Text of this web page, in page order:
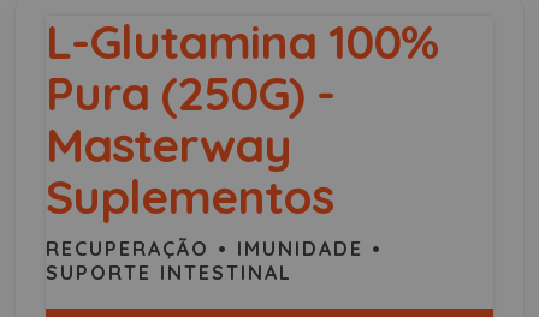
L-Glutamina 100%
Pura (250G) -
Masterway
Suplementos
RECUPERAÇÃO • IMUNIDADE •
SUPORTE INTESTINAL